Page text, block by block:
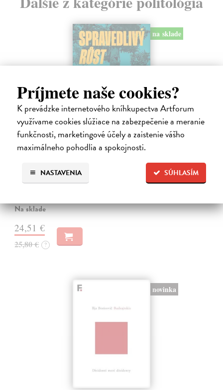
Príjmete naše cookies?
K prevádzke internetového kníhkupectva Artforum
využívame cookies slúžiace na zabezpečenie a meranie
funkčnosti, marketingové účely a zaistenie vášho
maximálneho pohodlia a spokojnosti.
SÚHLASÍM
NASTAVENIA
na sklade
Spravedlivý růst
Rovné šance, efektivní reformy a prosperita širší společnosti jako lék
na politickou strnulost Česko si udržuje spoustu drahých
Na sklade
24,51 €
25,80 € ?
novinka